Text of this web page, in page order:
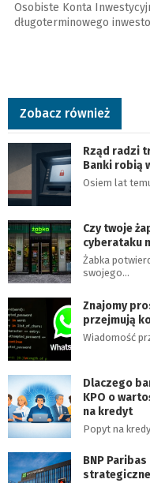
Osobiste Konta
długoterminowego
Zobacz również
Rząd radzi
Banki robią
Osiem lat
Czy twoje
cyberataku
Żabka
swojego…
Znajomy
przejmują
Wiadomość
Dlaczego
KPO o
na kredyt
Popyt na
BNP